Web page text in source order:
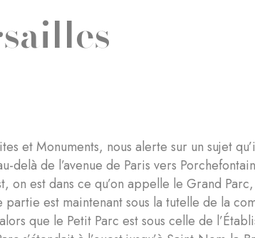
et Monuments, nous alerte sur un sujet
delà de l’avenue de Paris vers
on est dans ce qu’on appelle le Grand
est maintenant sous la tutelle de la
que le Petit Parc est sous celle de